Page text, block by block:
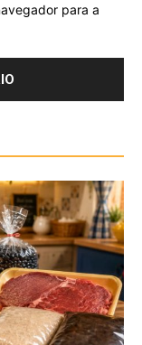
para a